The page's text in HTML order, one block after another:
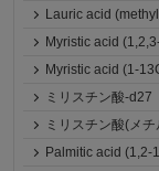
Lauric acid
Myristic acid
Myristic acid (1-
ミリスチン酸-d27
ミリスチン酸(メ
Palmitic acid (1,2-